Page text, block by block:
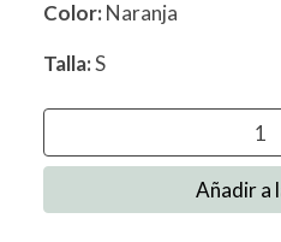
Color:Naranja
Talla:S
Añadir a